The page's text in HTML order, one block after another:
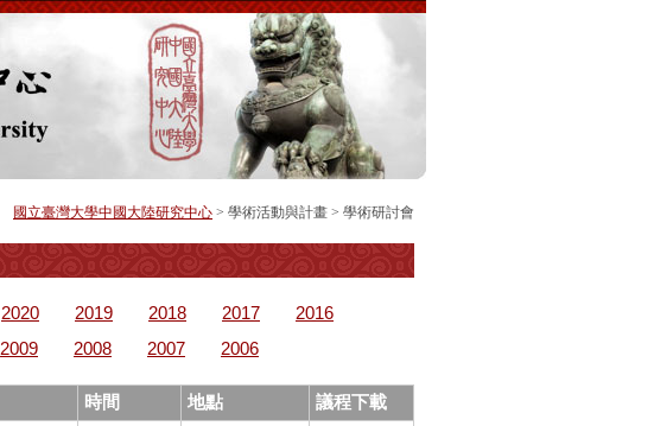
國立臺灣大學中國大陸研究中心 > 學術活動與計畫 > 學術研討會
2020 2019 2018 2017
2016
2009 2008 2007 2006
時間 地點 議程下載